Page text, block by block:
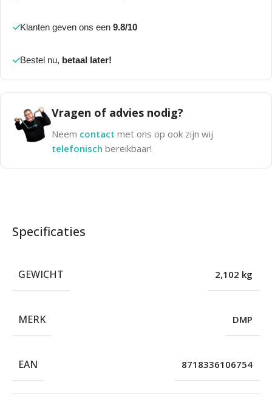
Klanten geven ons een 9.8/10
Bestel nu, betaal later!
Vragen of advies nodig?
Neem contact met ons op ook zijn wij
telefonisch bereikbaar!
Specificaties
GEWICHT 2,102 kg
MERK DMP
EAN 8718336106754